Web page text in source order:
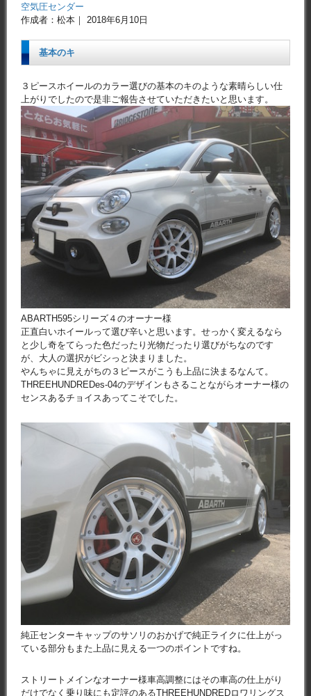
空気圧センダー
作成者：松本｜ 2018年6月10日
基本のキ
３ピースホイールのカラー選びの基本のキのような素晴らしい仕
上がりでしたので是非ご報告させていただきたいと思います。
ABARTH595シリーズ４のオーナー様
正直白いホイールって選び辛いと思います。せっかく変えるなら
と少し奇をてらった色だったり光物だったり選びがちなのです
が、大人の選択がビシっと決まりました。
やんちゃに見えがちの３ピースがこうも上品に決まるなんて。
THREEHUNDREDes-04のデザインもさることながらオーナー様の
センスあるチョイスあってこそでした。
純正センターキャップのサソリのおかげで純正ライクに仕上がっ
ている部分もまた上品に見える一つのポイントですね。
ストリートメインなオーナー様車高調整にはその車高の仕上がり
だけでなく乗り味にも定評のあるTHREEHUNDREDロワリングス